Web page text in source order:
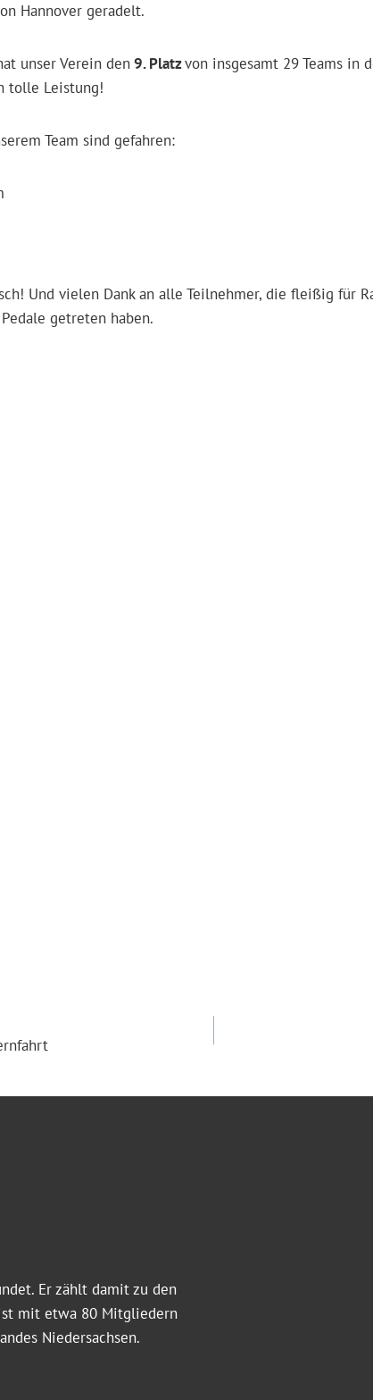
Hannover geradelt.
unser Verein den9. Platzvon insgesamt 29 Teams in
tolle Leistung!
Team sind gefahren:
Und vielen Dank an alle Teilnehmer, die fleißig für
getreten haben.
Er zählt damit zu den
mit etwa 80 Mitgliedern
Niedersachsen.